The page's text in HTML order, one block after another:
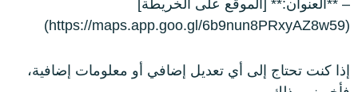
– **العنوان:** [الموقع على الخريطة]
(https://maps.app.goo.gl/6b9nun8PRxyAZ8w59)
إذا كنت تحتاج إلى أي تعديل إضافي أو معلومات إضافية،